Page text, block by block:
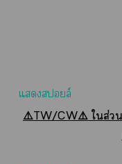
แสล์
⚠️TW/CW⚠️ ใส่วน